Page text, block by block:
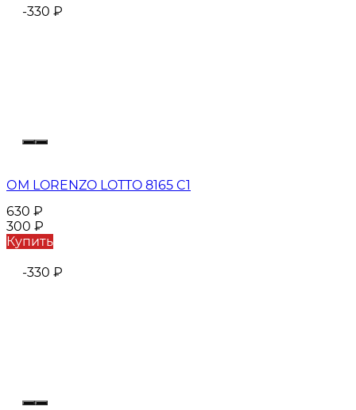
-330 ₽
ОМ LORENZO LOTTO 8165 C1
630 ₽
300 ₽
Купить
-330 ₽